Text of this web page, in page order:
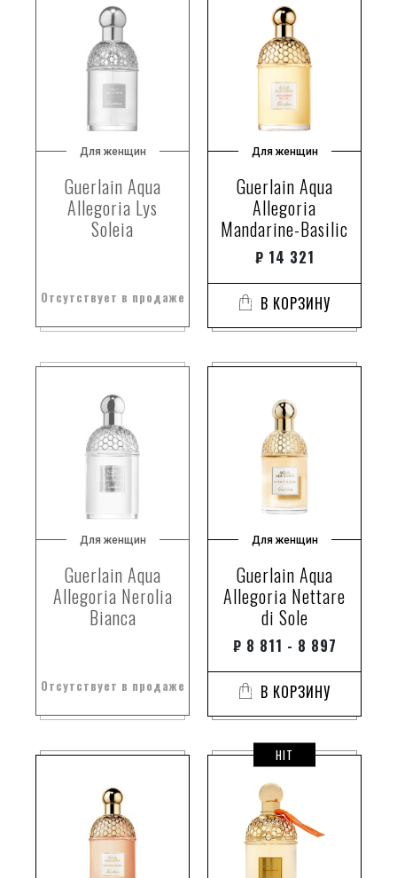
Для женщин
Guerlain Aqua
Allegoria Lys
Soleia
Отсутствует в продаже
Для женщин
Guerlain Aqua
Allegoria
Mandarine-Basilic
₽ 14 321
В КОРЗИНУ
Для женщин
Guerlain Aqua
Allegoria Nerolia
Bianca
Отсутствует в продаже
Для женщин
Guerlain Aqua
Allegoria Nettare
di Sole
₽ 8 811 - 8 897
В КОРЗИНУ
HIT